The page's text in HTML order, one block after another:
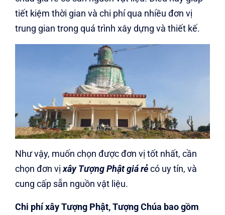
tiết kiệm thời gian và chi phí qua nhiều đơn vị
trung gian trong quá trình xây dựng và thiết kế.
Như vậy, muốn chọn được đơn vị tốt nhất, cần
chọn đơn vị xây Tượng Phật giá rẻcó uy tín, và
cung cấp sẵn nguồn vật liệu.
Chi phí xây Tượng Phật, Tượng Chúa bao gồm